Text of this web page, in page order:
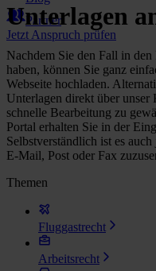
Partner
Jetzt Anspruch prüfen
Unterlagen
Nachdem Sie den Fall in den
haben, können Sie ganz
Webseite hochladen.
Unterlagen direkt über
schnelle Bearbeitung zu
Portal erhalten Sie in der
Selbstverständlich ist es
E-Mail, Post oder Fax
Themen
Fluggastrecht
Arbeitsrecht